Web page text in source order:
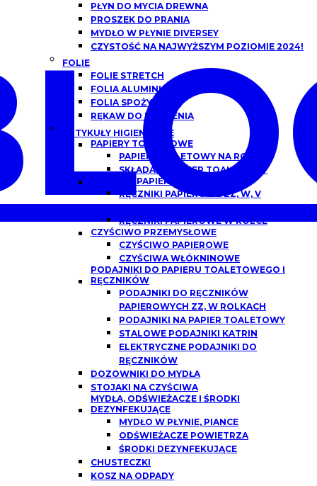
PŁYN DO MYCIA DREWNA
PROSZEK DO PRANIA
MYDŁO W PŁYNIE DIVERSEY
CZYSTOŚĆ NA NAJWYŻSZYM POZIOMIE 2024!
FOLIE
FOLIE STRETCH
FOLIA ALUMINIOWA
FOLIA SPOŻYWCZA
RĘKAW DO PIECZENIA
ARTYKUŁY HIGIENICZNE
PAPIERY TOALETOWE
PAPIER TOALETOWY NA ROLCE
SKŁADANY PAPIER TOALETOWY
RĘCZNIKI PAPIEROWE
RĘCZNIKI PAPIEROWE ZZ, W, V
SKŁADANE
RĘCZNIKI PAPIEROWE W ROLCE
CZYŚCIWO PRZEMYSŁOWE
CZYŚCIWO PAPIEROWE
CZYŚCIWA WŁÓKNINOWE
PODAJNIKI DO PAPIERU TOALETOWEGO I
RĘCZNIKÓW
PODAJNIKI DO RĘCZNIKÓW
PAPIEROWYCH ZZ, W ROLKACH
PODAJNIKI NA PAPIER TOALETOWY
STALOWE PODAJNIKI KATRIN
ELEKTRYCZNE PODAJNIKI DO
RĘCZNIKÓW
DOZOWNIKI DO MYDŁA
STOJAKI NA CZYŚCIWA
MYDŁA, ODŚWIEŻACZE I ŚRODKI
DEZYNFEKUJĄCE
MYDŁO W PŁYNIE, PIANCE
ODŚWIEŻACZE POWIETRZA
ŚRODKI DEZYNFEKUJĄCE
CHUSTECZKI
KOSZ NA ODPADY